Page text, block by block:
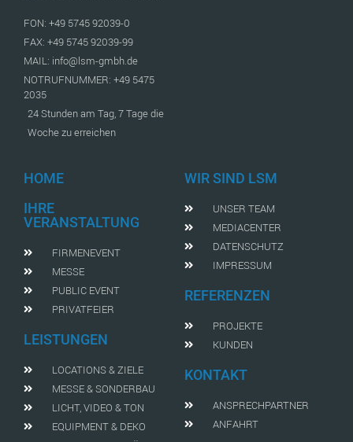
FON: +49 5745 92039-0
FAX: +49 5745 92039-99
MAIL: info@lsm-gmbh.de
NOTRUFNUMMER: +49 5475
2035
24 Stunden am Tag, 7 Tage die
Woche zu erreichen
HOME
IHRE
VERANSTALTUNG
FIRMENEVENT
MESSE
PUBLIC EVENT
PRIVATFEIER
LEISTUNGEN
LOCATIONS & ZIELE
MESSE & SONDERBAU
LICHT, VIDEO & TON
EQUIPMENT & DEKO
WIR SIND LSM
UNSER TEAM
MEDIACENTER
DATENSCHUTZ
IMPRESSUM
REFERENZEN
PROJEKTE
KUNDEN
KONTAKT
ANSPRECHPARTNER
ANFAHRT